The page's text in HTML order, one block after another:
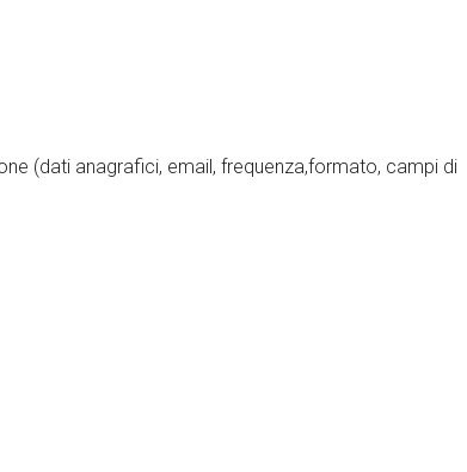
(dati anagrafici, email, frequenza,formato, campi di